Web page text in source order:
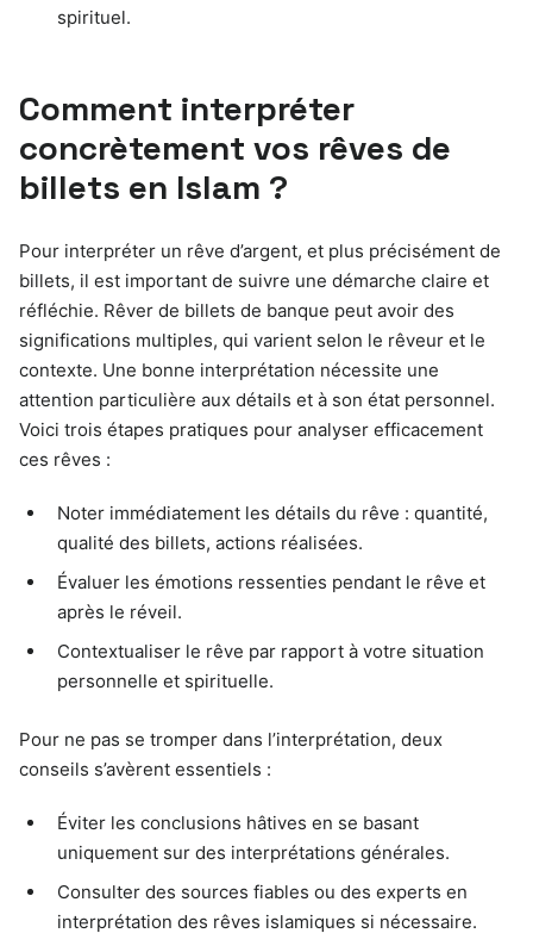
spirituel.
Comment interpréter
concrètement vos rêves de
billets en Islam ?
Pour interpréter un rêve d’argent, et plus précisément de
billets, il est important de suivre une démarche claire et
réfléchie. Rêver de billets de banque peut avoir des
significations multiples, qui varient selon le rêveur et le
contexte. Une bonne interprétation nécessite une
attention particulière aux détails et à son état personnel.
Voici trois étapes pratiques pour analyser efficacement
ces rêves :
Noter immédiatement les détails du rêve : quantité,
qualité des billets, actions réalisées.
Évaluer les émotions ressenties pendant le rêve et
après le réveil.
Contextualiser le rêve par rapport à votre situation
personnelle et spirituelle.
Pour ne pas se tromper dans l’interprétation, deux
conseils s’avèrent essentiels :
Éviter les conclusions hâtives en se basant
uniquement sur des interprétations générales.
Consulter des sources fiables ou des experts en
interprétation des rêves islamiques si nécessaire.